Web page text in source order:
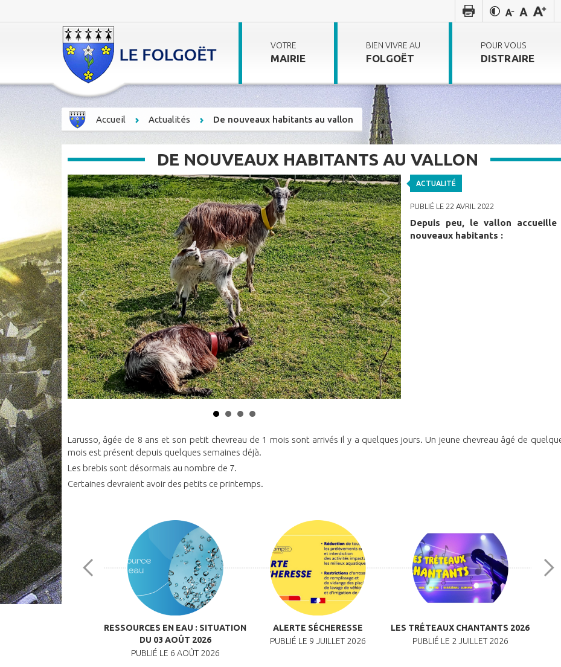
VOTRE
MAIRIE
BIEN VIVRE AU
FOLGOËT
POUR VOUS
DISTRAIRE
Accueil Actualités De nouveaux habitants au vallon
DE NOUVEAUX HABITANTS AU VALLON
ACTUALITÉ
PUBLIÉ LE 22 AVRIL 2022
Depuis peu, le vallon accueille
nouveaux habitants :
Larusso, âgée de 8 ans et son petit chevreau de 1 mois sont arrivés il y a quelques jours. Un jeune chevreau âgé de
mois est présent depuis quelques semaines déjà.
Les brebis sont désormais au nombre de 7.
Certaines devraient avoir des petits ce printemps.
RESSOURCES EN EAU : SITUATION
DU 03 AOÛT 2026
PUBLIÉ LE 6 AOÛT 2026
ALERTE SÉCHERESSE
PUBLIÉ LE 9 JUILLET 2026
LES TRÉTEAUX CHANTANTS 2026
PUBLIÉ LE 2 JUILLET 2026